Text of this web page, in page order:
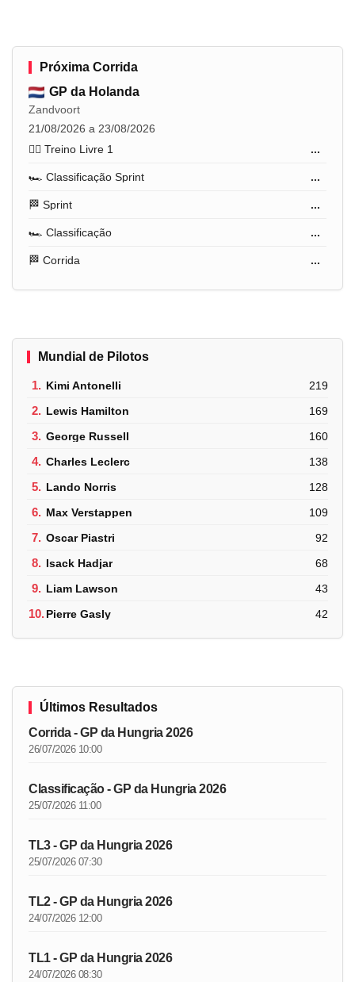
Próxima Corrida
GP da Holanda
Zandvoort
21/08/2026 a 23/08/2026
🏋️‍♂️ Treino Livre 1
...
🏎️ Classificação Sprint ...
🏁 Sprint ...
🏎️ Classificação ...
🏁 Corrida ...
Mundial de Pilotos
1. Kimi Antonelli 219
2. Lewis Hamilton 169
3. George Russell 160
4. Charles Leclerc 138
5. Lando Norris 128
6. Max Verstappen 109
7. Oscar Piastri 92
8. Isack Hadjar 68
9. Liam Lawson 43
10.Pierre Gasly 42
Últimos Resultados
Corrida - GP da Hungria 2026
26/07/2026 10:00
Classificação - GP da Hungria 2026
25/07/2026 11:00
TL3 - GP da Hungria 2026
25/07/2026 07:30
TL2 - GP da Hungria 2026
24/07/2026 12:00
TL1 - GP da Hungria 2026
24/07/2026 08:30